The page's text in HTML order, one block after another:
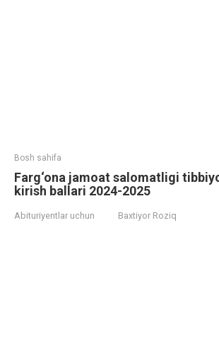
Bosh sahifa
Farg‘ona jamoat salomatligi
kirish ballari 2024-2025
Abituriyentlar uchun Baxtiyor Roziq